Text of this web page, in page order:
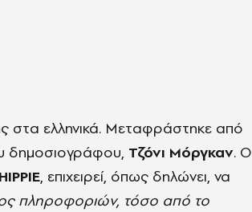
στα ελληνικά. Μεταφράστηκε από
δημοσιογράφου, Τζόνι Μόργκαν. Ο
HIPPIE, επιχειρεί, όπως δηλώνει, να
πληροφοριών, τόσο από το